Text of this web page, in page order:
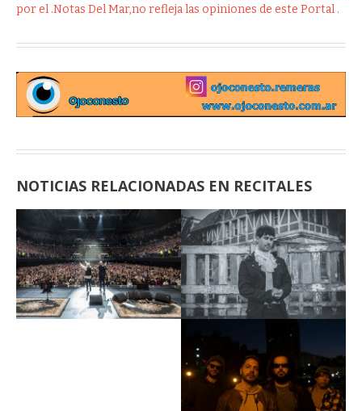
por el .Notas Del Mar,no refleja las opiniones de este Portal .
NOTICIAS RELACIONADAS EN RECITALES